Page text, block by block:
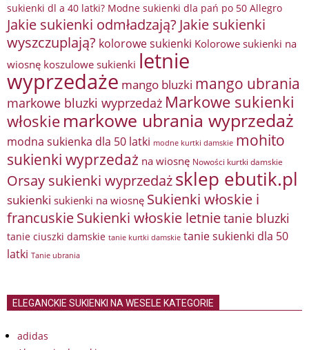
sukienki dl a 40 latki? Modne sukienki dla pań po 50 Allegro
Jakie sukienki odmładzają? Jakie sukienki
wyszczuplają? kolorowe sukienki Kolorowe sukienki na
wiosnę koszulowe sukienki letnie
wyprzedaże mango bluzki mango ubrania
markowe bluzki wyprzedaż Markowe sukienki
włoskie markowe ubrania wyprzedaż
modna sukienka dla 50 latki modne kurtki damskie mohito
sukienki wyprzedaż na wiosnę Nowości kurtki damskie
Orsay sukienki wyprzedażsklep ebutik.pl
sukienki sukienki na wiosnę Sukienki włoskie i
francuskieSukienki włoskie letnietanie bluzki
tanie ciuszki damskie tanie kurtki damskie tanie sukienki dla 50
latki Tanie ubrania
ELEGANCKIE SUKIENKI NA WESELE KATEGORIE
adidas